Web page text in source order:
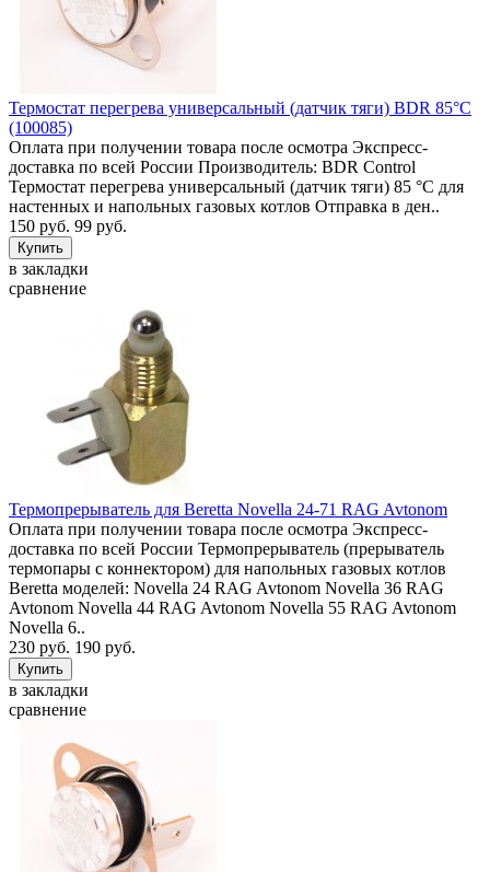
Термостат перегрева универсальный (датчик тяги) BDR 85°C
(100085)
Оплата при получении товара после осмотра Экспресс-
доставка по всей России Производитель: BDR Control
Термостат перегрева универсальный (датчик тяги) 85 °C для
настенных и напольных газовых котлов Отправка в ден..
150 руб. 99 руб.
в закладки
сравнение
Термопрерыватель для Beretta Novella 24-71 RAG Avtonom
Оплата при получении товара после осмотра Экспресс-
доставка по всей России Термопрерыватель (прерыватель
термопары с коннектором) для напольных газовых котлов
Beretta моделей: Novella 24 RAG Avtonom Novella 36 RAG
Avtonom Novella 44 RAG Avtonom Novella 55 RAG Avtonom
Novella 6..
230 руб. 190 руб.
в закладки
сравнение